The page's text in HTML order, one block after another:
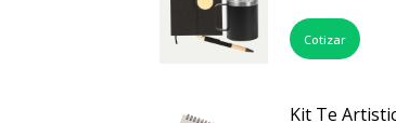
Cotizar
Kit Te